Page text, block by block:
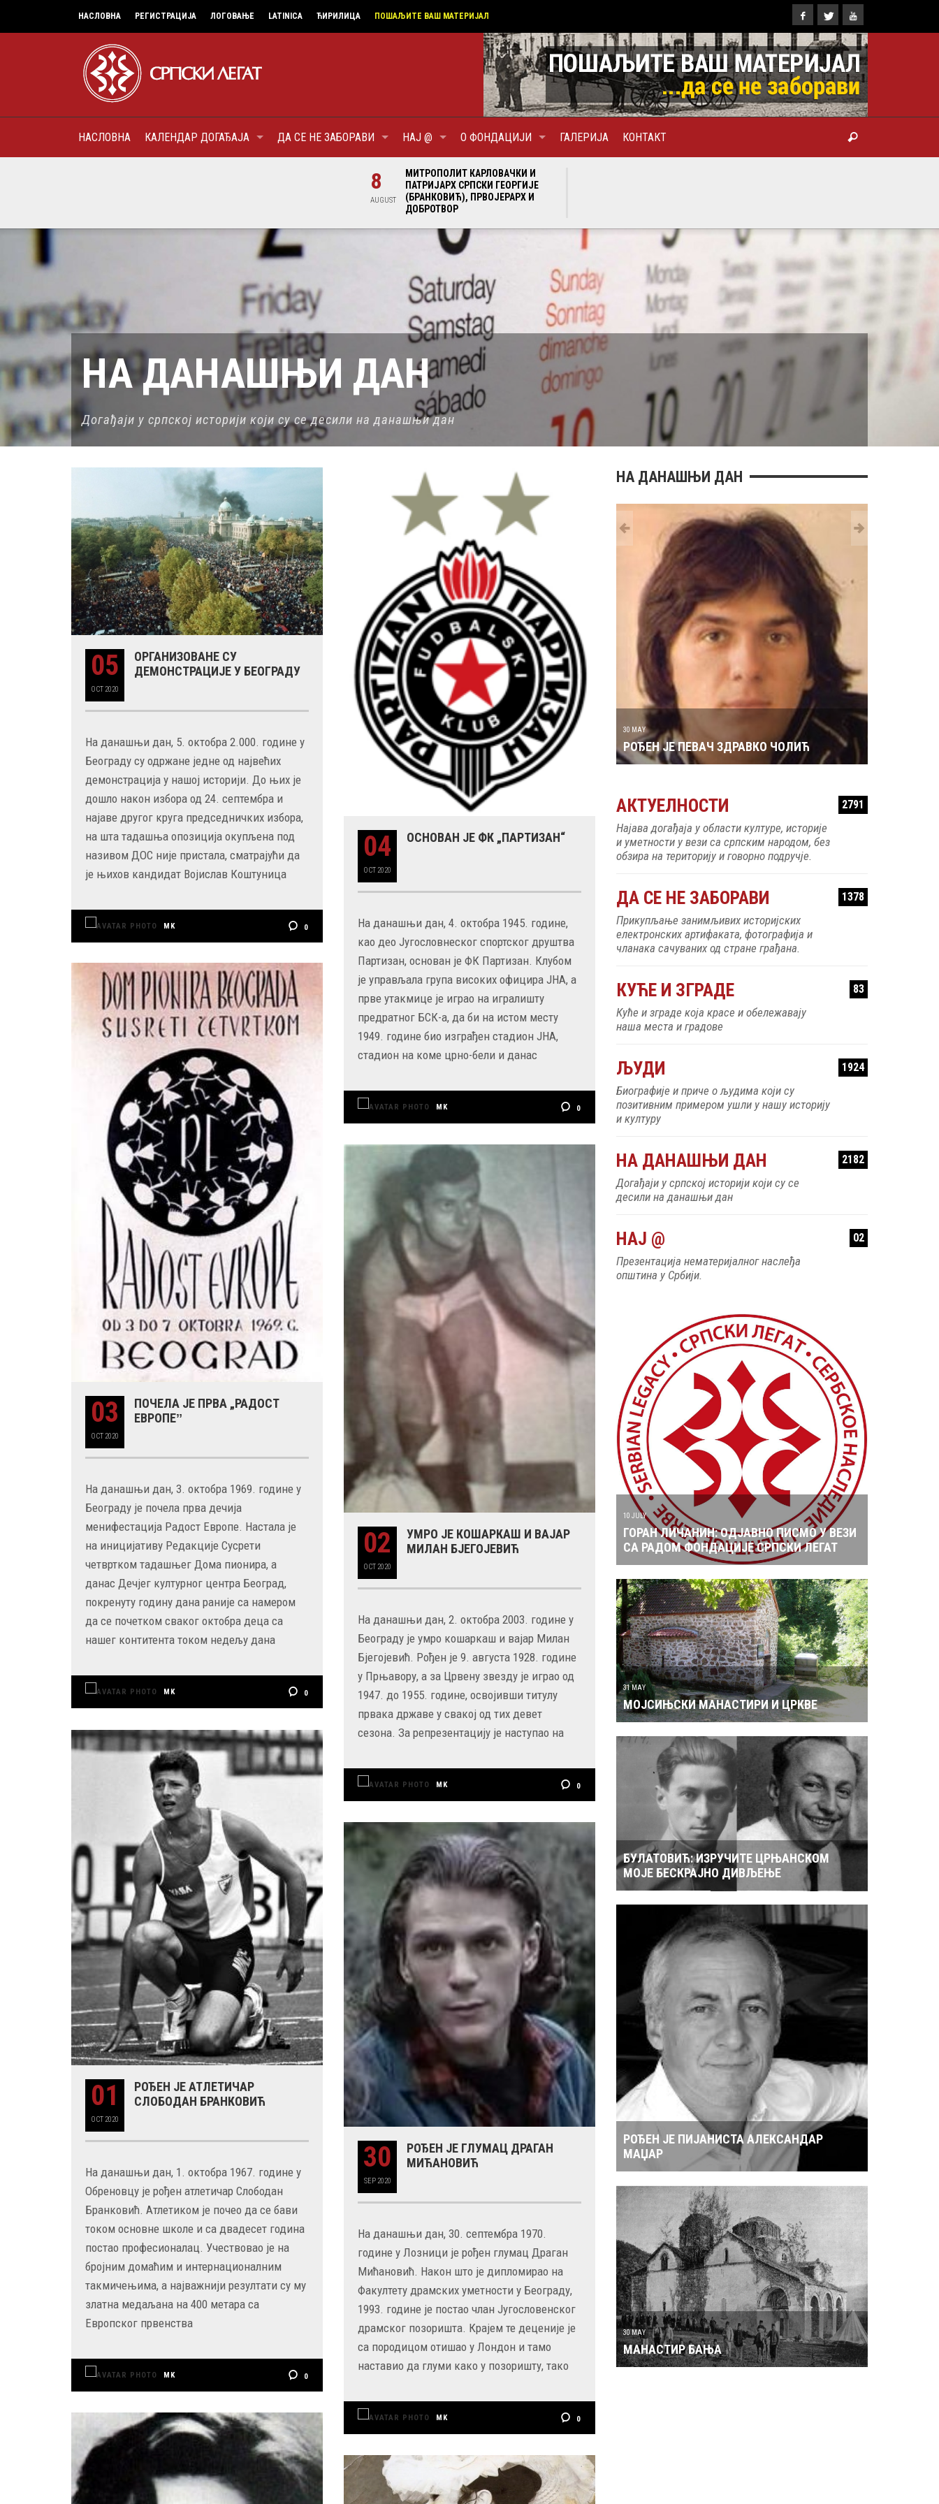
НАСЛОВНА РЕГИСТРАЦИЈА ЛОГОВАЊЕ LATINICA ЋИРИЛИЦА ПОШАЉИТЕ ВАШ МАТЕРИЈАЛ
НАСЛОВНА КАЛЕНДАР ДОГАЂАЈА ДА СЕ НЕ ЗАБОРАВИ НАЈ @ О ФОНДАЦИЈИ ГАЛЕРИЈА КОНТАКТ
8
AUGUST
МИТРОПОЛИТ КАРЛОВАЧКИ И
ПАТРИЈАРХ СРПСКИ ГЕОРГИЈЕ
(БРАНКОВИЋ), ПРВОЈЕРАРХ И
ДОБРОТВОР
НА ДАНАШЊИ ДАН
Догађаји у српској историји који су се десили на данашњи дан
05
OCT 2020
ОРГАНИЗОВАНЕ СУ
ДЕМОНСТРАЦИЈЕ У БЕОГРАДУ
На данашњи дан, 5. октобра 2.000. године у
Београду су одржане једне од највећих
демонстрација у нашој историји. До њих је
дошло након избора од 24. септембра и
најаве другог круга председничких избора,
на шта тадашња опозиција окупљена под
називом ДОС није пристала, сматрајући да
је њихов кандидат Војислав Коштуница
MK 0
04
OCT 2020
ОСНОВАН ЈЕ ФК „ПАРТИЗАН“
На данашњи дан, 4. октобра 1945. године,
као део Југословнеског спортског друштва
Партизан, основан је ФК Партизан. Клубом
је управљала група високих официра ЈНА, а
прве утакмице је играо на игралишту
предратног БСК-а, да би на истом месту
1949. године био изграђен стадион ЈНА,
стадион на коме црно-бели и данас
MK 0
03
OCT 2020
ПОЧЕЛА ЈЕ ПРВА „РАДОСТ
ЕВРОПЕˮ
На данашњи дан, 3. октобра 1969. године у
Београду је почела прва дечија
менифестација Радост Европе. Настала је
на иницијативу Редакције Сусрети
четвртком тадашњег Дома пионира, а
данас Дечјег културног центра Београд,
покренуту годину дана раније са намером
да се почетком сваког октобра деца са
нашег контитента током недељу дана
MK 0
02
OCT 2020
УМРО ЈЕ КОШАРКАШ И ВАЈАР
МИЛАН БЈЕГОЈЕВИЋ
На данашњи дан, 2. октобра 2003. године у
Београду је умро кошаркаш и вајар Милан
Бјегојевић. Рођен је 9. августа 1928. године
у Прњавору, а за Црвену звезду је играо од
1947. до 1955. године, освојивши титулу
првака државе у свакој од тих девет
сезона. За репрезентацију је наступао на
MK 0
01
OCT 2020
РОЂЕН ЈЕ АТЛЕТИЧАР
СЛОБОДАН БРАНКОВИЋ
На данашњи дан, 1. октобра 1967. године у
Обреновцу је рођен атлетичар Слободан
Бранковић. Атлетиком је почео да се бави
током основне школе и са двадесет година
постао професионалац. Учествовао је на
бројним домаћим и интернационалним
такмичењима, а најважнији резултати су му
златна медаљана на 400 метара са
Европског првенства
MK 0
30
SEP 2020
РОЂЕН ЈЕ ГЛУМАЦ ДРАГАН
МИЋАНОВИЋ
На данашњи дан, 30. септембра 1970.
године у Лозници је рођен глумац Драган
Мићановић. Након што је дипломирао на
Факултету драмских уметности у Београду,
1993. године је постао члан Југословенског
драмског позоришта. Крајем те деценије је
са породицом отишао у Лондон и тамо
наставио да глуми како у позоришту, тако
MK 0
НА ДАНАШЊИ ДАН
29 MAY
РОЂЕН ЈЕ ГЛУМАЦ МИЛУТИН МИЋА ТАТИЋ
31 MAY
РОЂЕН ЈЕ ПИЈАНИСТА АЛЕКСАНДАР
МАЏАР
30 MAY
РОЂЕН ЈЕ ПЕВАЧ ЗДРАВКО ЧОЛИЋ
АКТУЕЛНОСТИ 2791
Најава догађаја у области културе, историје
и уметности у вези са српским народом, без
обзира на територију и говорно подручје.
ДА СЕ НЕ ЗАБОРАВИ 1378
Прикупљање занимљивих историјских
електронских артифаката, фотографија и
чланака сачуваних од стране грађана.
КУЋЕ И ЗГРАДЕ 83
Куће и зграде која красе и обележавају
наша места и градове
ЉУДИ 1924
Биографије и приче о људима који су
позитивним примером ушли у нашу историју
и културу
НА ДАНАШЊИ ДАН 2182
Догађаји у српској историји који су се
десили на данашњи дан
НАЈ @ 02
Презентација нематеријалног наслеђа
општина у Србији.
10 JULY
ГОРАН ЛИЧАНИН: ОДЈАВНО ПИСМО У ВЕЗИ
СА РАДОМ ФОНДАЦИЈЕ СРПСКИ ЛЕГАТ
31 MAY
МОЈСИЊСКИ МАНАСТИРИ И ЦРКВЕ
БУЛАТОВИЋ: ИЗРУЧИТЕ ЦРЊАНСКОМ
МОЈЕ БЕСКРАЈНО ДИВЉЕЊЕ
РОЂЕН ЈЕ ПИЈАНИСТА АЛЕКСАНДАР
МАЏАР
30 MAY
МАНАСТИР БАЊА